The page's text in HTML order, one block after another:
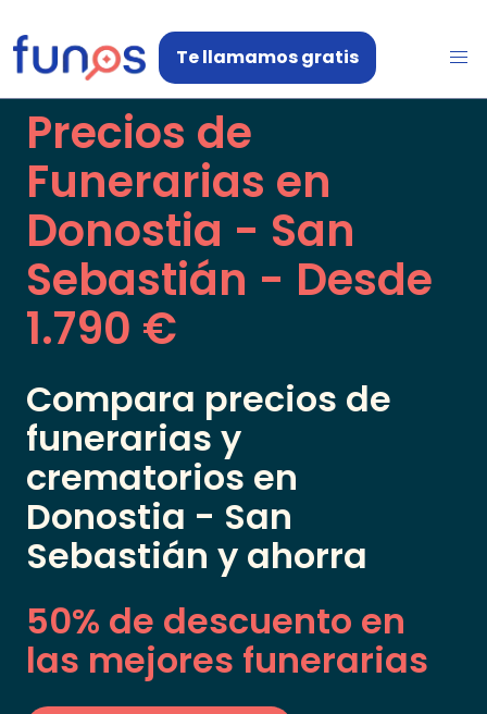
Te llamamos gratis
Precios de
Funerarias en
Donostia - San
Sebastián - Desde
1.790 €
Compara precios de
funerarias y
crematorios en
Donostia - San
Sebastián y ahorra
50% de descuento en
las mejores funerarias